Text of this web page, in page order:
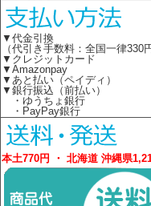
▼代金引換
（代引き手数料：全国一律330円
▼クレジットカード
▼Amazonpay
▼あと払い（ペイディ）
▼銀行振込（前払い）
・ゆうちょ銀行
・PayPay銀行
本土770円 ・ 北海道 沖縄県